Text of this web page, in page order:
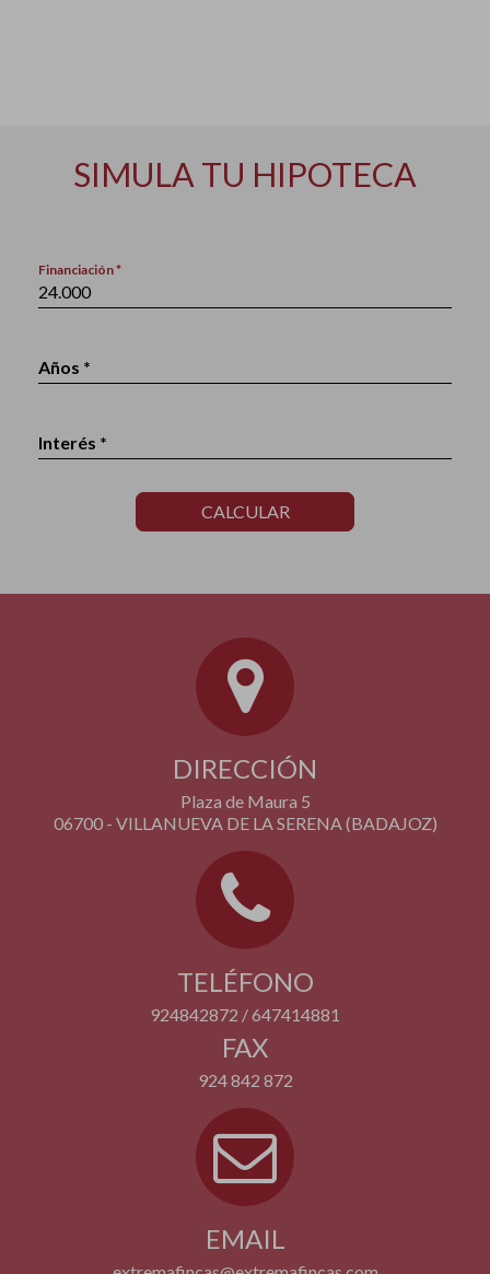
SIMULA TU HIPOTECA
Financiación *
Años *
Interés *
CALCULAR
DIRECCIÓN
Plaza de Maura 5
06700 - VILLANUEVA DE LA SERENA (BADAJOZ)
TELÉFONO
924842872 / 647414881
FAX
924 842 872
EMAIL